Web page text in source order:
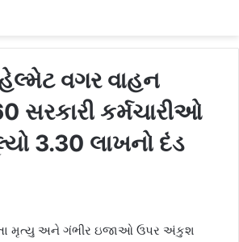
વગર વાહન
સરકારી કર્મચારીઓ
3.30 લાખનો દંડ
મૃત્યુ અને ગંભીર ઇજાઓ ઉપર અંકુશ